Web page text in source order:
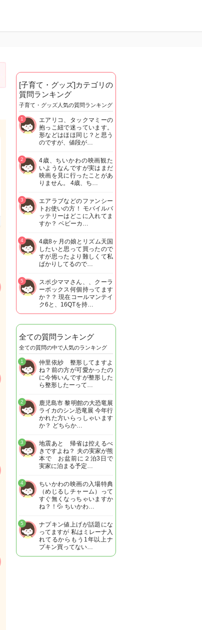
[子育て・グッズ]カテゴリの
質問ランキング
子育て・グッズ人気の質問ランキング
エアリコ、タックマミーの
抱っこ紐で迷っています。
形などはほほ同じ？と思う
のですが、値段が…
1
4歳、ちいかわの映画観た
いようなんですが実はまだ
映画を見に行ったことがあ
りません。 4歳、ち…
2
エアラブなどのファンシー
トお使いの方！ モバイルバ
ッテリーはどこに入れてま
すか？ ベビーカ…
3
4歳8ヶ月の娘とリズム天国
したいと思って買ったので
すが思ったより難しくて私
ばかりしてるので…
4
スポ少ママさん、、クーラ
ーボックス何個持ってます
か？？ 現在コールマンテイ
ク6と、16QTを持…
5
全ての質問ランキング
全ての質問の中で人気のランキング
仲里依紗 整形してますよ
ね？前の方が可愛かったの
に今怖いんですが整形した
ら整形したーって…
1
鹿児島市 黎明館の大恐竜展
ライカのシン恐竜展 今年行
かれた方いらっしゃいます
か？ どちらか…
2
地震あと 帰省は控えるべ
きですよね？ 夫の実家が熊
本で お盆前に２泊3日で
実家に泊まる予定…
3
ちいかわの映画の入場特典
（めじるしチャーム）って
すぐ無くなっちゃいますか
ね？！💦 ちいかわ…
4
ナプキン値上げが話題にな
ってますが 私はミレーナ入
れてるからもう1年以上ナ
プキン買ってない…
5